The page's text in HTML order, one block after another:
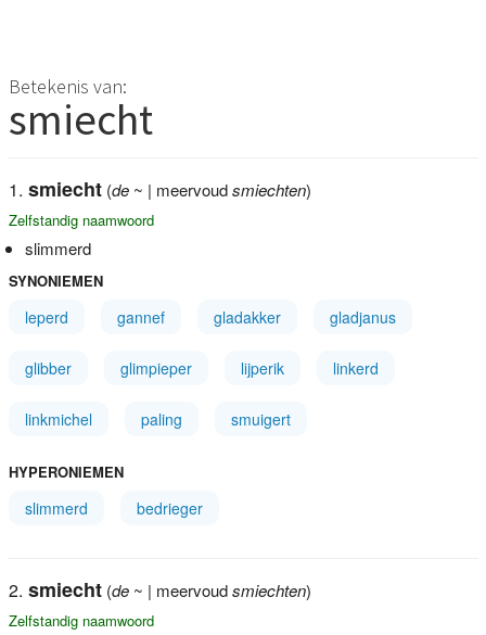
Betekenis van:
smiecht
smiecht(de~ | meervoudsmiechten)
Zelfstandig naamwoord
slimmerd
SYNONIEMEN
leperd gannef gladakker gladjanus
glibber glimpieper lijperik linkerd
linkmichel paling smuigert
HYPERONIEMEN
slimmerd bedrieger
smiecht(de~ | meervoudsmiechten)
Zelfstandig naamwoord